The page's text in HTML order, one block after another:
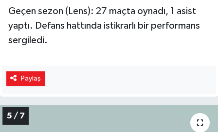
Geçen sezon (Lens): 27 maçta oynadı, 1 asist
yaptı. Defans hattında istikrarlı bir performans
sergiledi.
Paylaş
5 / 7